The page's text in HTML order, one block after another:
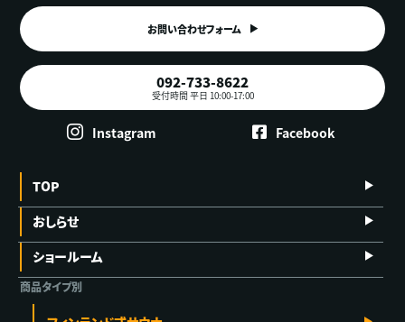
お問い合わせフォーム
092-733-8622
受付時間 平日 10:00-17:00
Instagram Facebook
TOP
おしらせ
ショールーム
商品タイプ別